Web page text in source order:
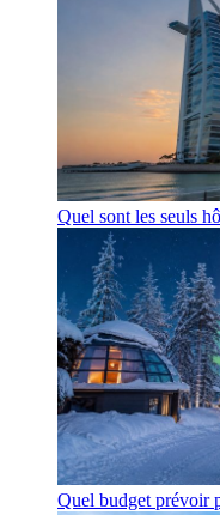
Quel sont les seuls
Quel budget prévoir